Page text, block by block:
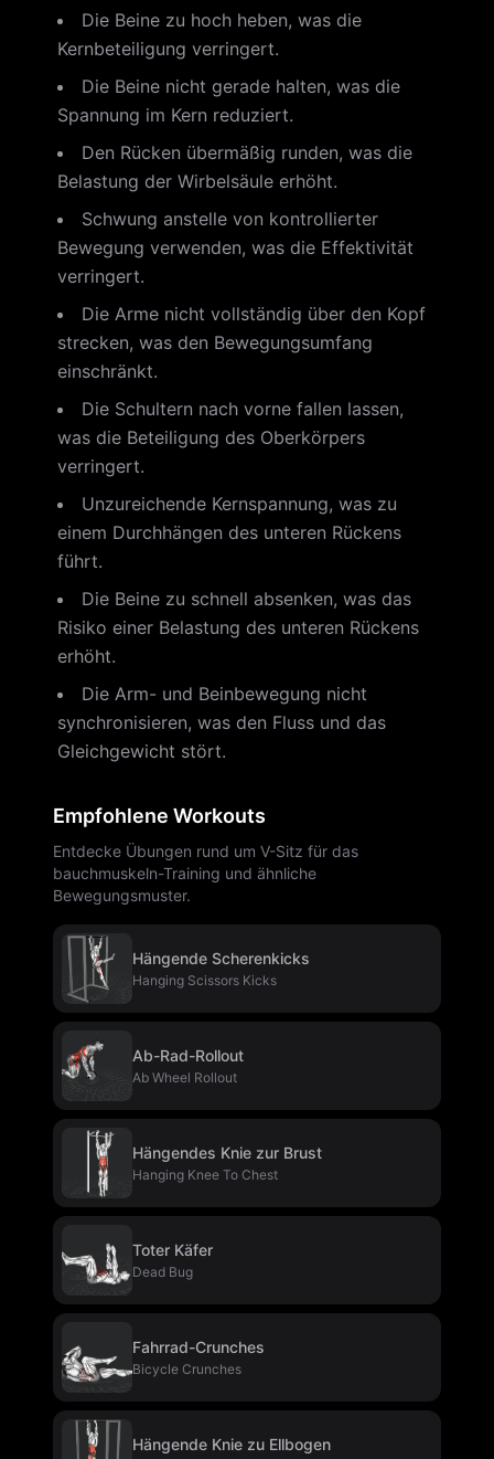
Die Beine zu hoch heben, was die
Kernbeteiligung verringert.
Die Beine nicht gerade halten, was die
Spannung im Kern reduziert.
Den Rücken übermäßig runden, was die
Belastung der Wirbelsäule erhöht.
Schwung anstelle von kontrollierter
Bewegung verwenden, was die Effektivität
verringert.
Die Arme nicht vollständig über den Kopf
strecken, was den Bewegungsumfang
einschränkt.
Die Schultern nach vorne fallen lassen,
was die Beteiligung des Oberkörpers
verringert.
Unzureichende Kernspannung, was zu
einem Durchhängen des unteren Rückens
führt.
Die Beine zu schnell absenken, was das
Risiko einer Belastung des unteren Rückens
erhöht.
Die Arm- und Beinbewegung nicht
synchronisieren, was den Fluss und das
Gleichgewicht stört.
Empfohlene Workouts
Entdecke Übungen rund um V-Sitz für das
bauchmuskeln-Training und ähnliche
Bewegungsmuster.
Hängende Scherenkicks
Hanging Scissors Kicks
Ab-Rad-Rollout
Ab Wheel Rollout
Hängendes Knie zur Brust
Hanging Knee To Chest
Toter Käfer
Dead Bug
Fahrrad-Crunches
Bicycle Crunches
Hängende Knie zu Ellbogen